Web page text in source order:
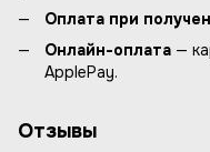
Оплата при
Онлайн-оплата —
ApplePay.
Отзывы